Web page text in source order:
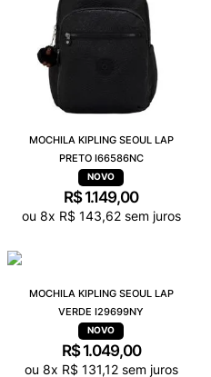
MOCHILA KIPLING SEOUL LAP
PRETO I66586NC
R$ 1.149,00
ou 8x R$ 143,62sem juros
MOCHILA KIPLING SEOUL LAP
VERDE I29699NY
R$ 1.049,00
ou 8x R$ 131,12sem juros